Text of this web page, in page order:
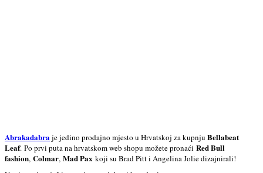
Abrakadabraje jedino prodajno mjesto u Hrvatskoj za kupnju Bellabeat
Leaf. Po prvi puta na hrvatskom web shopu možete pronaći Red Bull
fashion, Colmar, Mad Pax koji su Brad Pitt i Angelina Jolie dizajnirali!